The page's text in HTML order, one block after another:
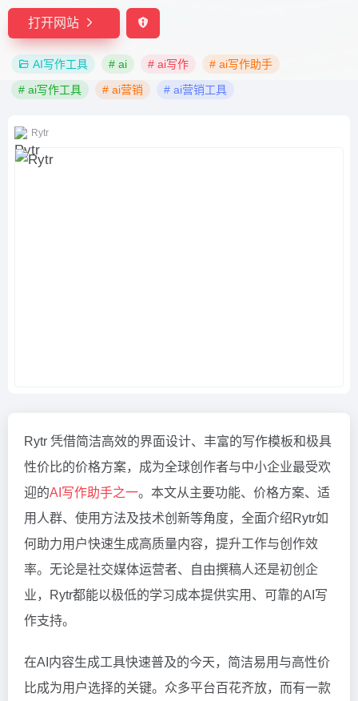
打开网站
AI写作工具 # ai # ai写作
# ai写作助手
# ai写作工具
# ai营销 # ai营销工具
Rytr
Rytr 凭借简洁高效的界面设计、丰富的写作模板和极具
性价比的价格方案，成为全球创作者与中小企业最受欢
迎的AI写作助手之一。本文从主要功能、价格方案、适
用人群、使用方法及技术创新等角度，全面介绍Rytr如
何助力用户快速生成高质量内容，提升工作与创作效
率。无论是社交媒体运营者、自由撰稿人还是初创企
业，Rytr都能以极低的学习成本提供实用、可靠的AI写
作支持。
在AI内容生成工具快速普及的今天，简洁易用与高性价
比成为用户选择的关键。众多平台百花齐放，而有一款